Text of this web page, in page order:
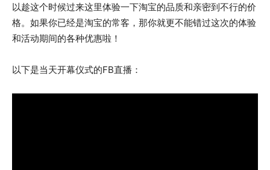
以趁这个时候过来这里体验一下淘宝的品质和亲密到不行的价
格。如果你已经是淘宝的常客，那你就更不能错过这次的体验
和活动期间的各种优惠啦！
以下是当天开幕仪式的FB直播：